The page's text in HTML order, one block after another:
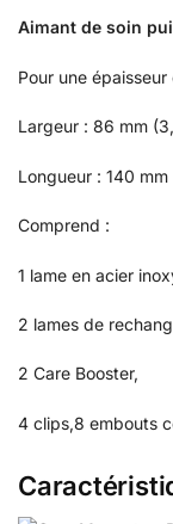
Aimant de soin
Pour une
Largeur : 86 mm
Longueur : 140 mm
Comprend :
1 lame en acier
2 lames de
2 Care Booster,
4 clips,8 embouts